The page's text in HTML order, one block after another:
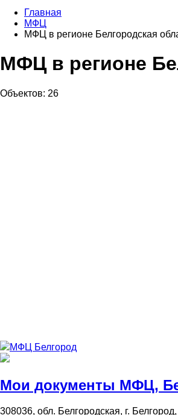
Главная
МФЦ
МФЦ в регионе Белгородская
МФЦ в регионе
Объектов: 26
МФЦ Белгород
Мои документы МФЦ,
308036, обл. Белгородская, г.